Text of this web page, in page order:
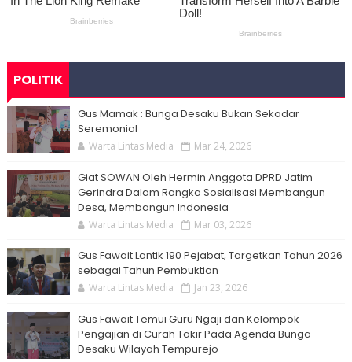
POLITIK
Gus Mamak : Bunga Desaku Bukan Sekadar
Seremonial
Warta Lintas Media Mar 24, 2026
Giat SOWAN Oleh Hermin Anggota DPRD Jatim
Gerindra Dalam Rangka Sosialisasi Membangun
Desa, Membangun Indonesia
Warta Lintas Media Mar 03, 2026
Gus Fawait Lantik 190 Pejabat, Targetkan Tahun 2026
sebagai Tahun Pembuktian
Warta Lintas Media Jan 23, 2026
Gus Fawait Temui Guru Ngaji dan Kelompok
Pengajian di Curah Takir Pada Agenda Bunga
Desaku Wilayah Tempurejo